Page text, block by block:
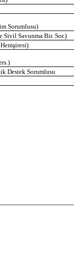
Sorumlusu)
Sivil Savunma Bir. Sor.)
Destek Sorumlusu